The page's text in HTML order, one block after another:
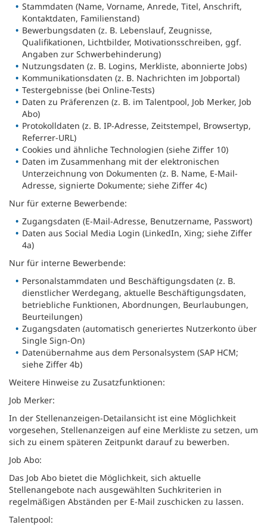
Stammdaten (Name, Vorname, Anrede, Titel, Anschrift,
Kontaktdaten, Familienstand)
Bewerbungsdaten (z. B. Lebenslauf, Zeugnisse,
Qualifikationen, Lichtbilder, Motivationsschreiben, ggf.
Angaben zur Schwerbehinderung)
Nutzungsdaten (z. B. Logins, Merkliste, abonnierte Jobs)
Kommunikationsdaten (z. B. Nachrichten im Jobportal)
Testergebnisse (bei Online-Tests)
Daten zu Präferenzen (z. B. im Talentpool, Job Merker, Job
Abo)
Protokolldaten (z. B. IP-Adresse, Zeitstempel, Browsertyp,
Referrer-URL)
Cookies und ähnliche Technologien (siehe Ziffer 10)
Daten im Zusammenhang mit der elektronischen
Unterzeichnung von Dokumenten (z. B. Name, E-Mail-
Adresse, signierte Dokumente; siehe Ziffer 4c)
Nur für externe Bewerbende:
Zugangsdaten (E-Mail-Adresse, Benutzername, Passwort)
Daten aus Social Media Login (LinkedIn, Xing; siehe Ziffer
4a)
Nur für interne Bewerbende:
Personalstammdaten und Beschäftigungsdaten (z. B.
dienstlicher Werdegang, aktuelle Beschäftigungsdaten,
betriebliche Funktionen, Abordnungen, Beurlaubungen,
Beurteilungen)
Zugangsdaten (automatisch generiertes Nutzerkonto über
Single Sign-On)
Datenübernahme aus dem Personalsystem (SAP HCM;
siehe Ziffer 4b)
Weitere Hinweise zu Zusatzfunktionen:
Job Merker:
In der Stellenanzeigen-Detailansicht ist eine Möglichkeit
vorgesehen, Stellenanzeigen auf eine Merkliste zu setzen, um
sich zu einem späteren Zeitpunkt darauf zu bewerben.
Job Abo:
Das Job Abo bietet die Möglichkeit, sich aktuelle
Stellenangebote nach ausgewählten Suchkriterien in
regelmäßigen Abständen per E-Mail zuschicken zu lassen.
Talentpool: